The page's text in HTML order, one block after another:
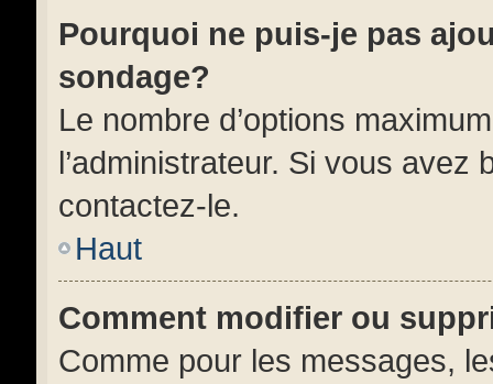
Pourquoi ne puis-je pas
sondage?
Le nombre d’options
l’administrateur. Si vous avez
contactez-le.
Haut
Comment modifier ou
Comme pour les messages,